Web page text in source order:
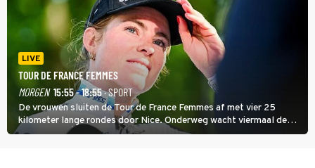
LIVE
TOUR DE FRANCE FEMMES
MORGEN 15:55 - 18:55· SPORT
De vrouwen sluiten de Tour de France Femmes af met vier 25
kilometer lange rondes door Nice. Onderweg wacht viermaal de
zware Col d'Èze. Aan de finish op de Promenade des Anglais krijgt